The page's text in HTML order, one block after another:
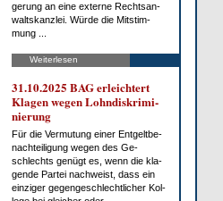
ge­rung an ei­ne ex­ter­ne Rechts­an­
walts­kanz­lei. Wür­de die Mit­stim­
mung ...
Weiterlesen
31.10.2025 BAG er­leich­tert
Kla­gen we­gen Lohn­dis­kri­mi­
nie­rung
Für die Ver­mu­tung ei­ner Ent­gelt­be­
nach­tei­li­gung we­gen des Ge­
schlechts ge­nügt es, wenn die kla­
gen­de Par­tei nach­weist, dass ein
ein­zi­ger ge­gen­ge­schlecht­li­cher Kol­